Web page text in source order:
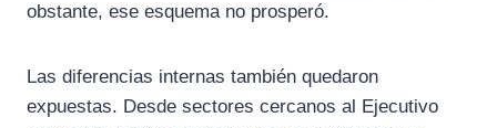
obstante, ese esquema no prosperó.
Las diferencias internas también quedaron
expuestas. Desde sectores cercanos al Ejecutivo